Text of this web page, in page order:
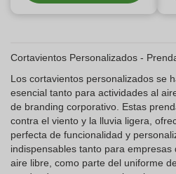
Cortavientos Personalizados -
Los cortavientos personalizados se
esencial tanto para actividades al
de branding corporativo. Estas
contra el viento y la lluvia ligera,
perfecta de funcionalidad y
indispensables tanto para
aire libre, como parte del uniforme